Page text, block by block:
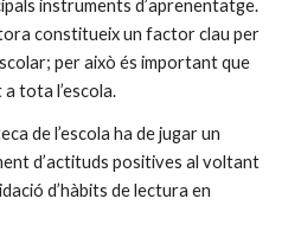
instruments d’aprenentatge.
constitueix un factor clau per
per això és important que
tota l’escola.
de l’escola ha de jugar un
d’actituds positives al voltant
d’hàbits de lectura en